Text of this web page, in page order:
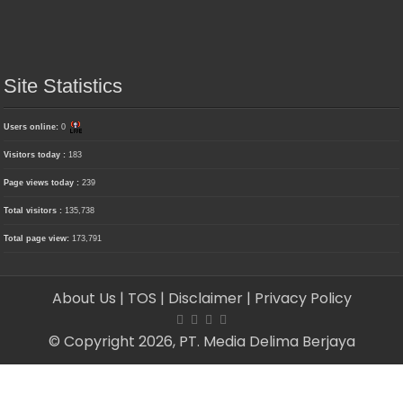
Site Statistics
Users online:0
Visitors today : 183
Page views today :239
Total visitors : 135,738
Total page view: 173,791
About Us | TOS | Disclaimer | Privacy Policy
© Copyright 2026, PT. Media Delima Berjaya